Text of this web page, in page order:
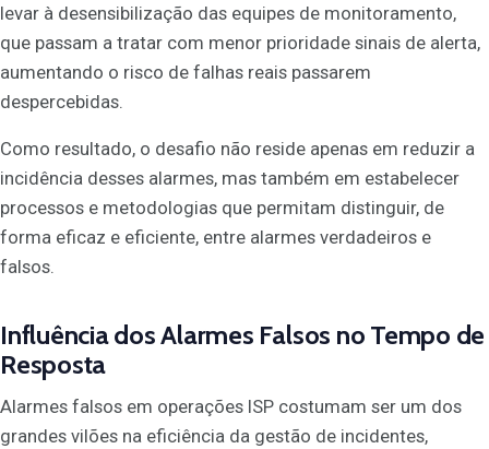
levar à desensibilização das equipes de monitoramento,
que passam a tratar com menor prioridade sinais de alerta,
aumentando o risco de falhas reais passarem
despercebidas.
Como resultado, o desafio não reside apenas em reduzir a
incidência desses alarmes, mas também em estabelecer
processos e metodologias que permitam distinguir, de
forma eficaz e eficiente, entre alarmes verdadeiros e
falsos.
Influência dos Alarmes Falsos no Tempo de
Resposta
Alarmes falsos em operações ISP costumam ser um dos
grandes vilões na eficiência da gestão de incidentes,